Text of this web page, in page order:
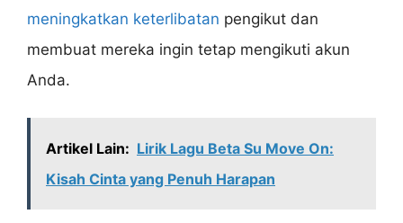
meningkatkan keterlibatan pengikut dan
membuat mereka ingin tetap mengikuti akun
Anda.
Artikel Lain: Lirik Lagu Beta Su Move On:
Kisah Cinta yang Penuh Harapan